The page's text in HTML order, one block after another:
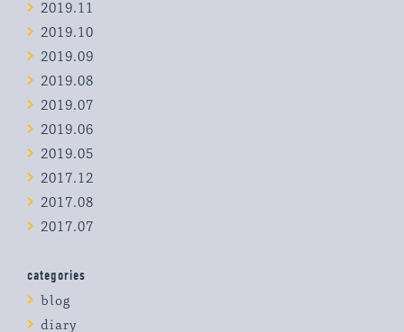
2019.11
2019.10
2019.09
2019.08
2019.07
2019.06
2019.05
2017.12
2017.08
2017.07
categories
blog
diary